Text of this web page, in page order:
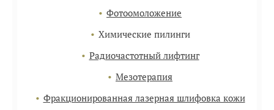
Фотоомоложение
Химические пилинги
Радиочастотный лифтинг
Мезотерапия
Фракционированная лазерная шлифовка кожи